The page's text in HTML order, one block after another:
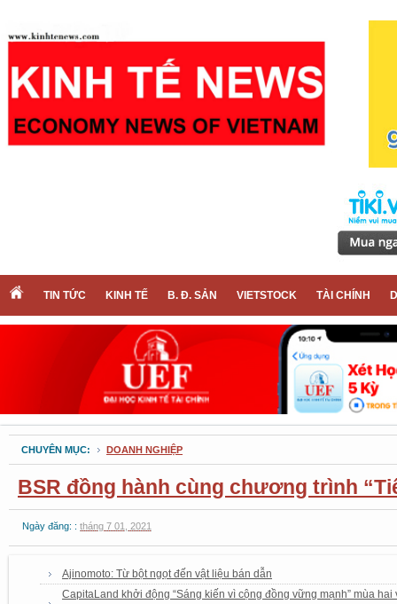
TIN TỨC KINH TẾ B. Đ. SẢN VIETSTOCK TÀI CHÍNH
CHUYÊN MỤC: DOANH NGHIỆP
BSR đồng hành cùng chương trình
Ngày đăng: : tháng 7 01, 2021
Ajinomoto: Từ bột ngọt đến vật liệu bán dẫn
CapitaLand khởi động “Sáng kiến vì cộng đồng vững mạnh” mùa